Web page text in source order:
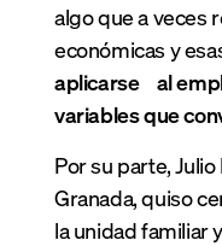
algo que a veces
económicas y
aplicarse al
variables que
Por su parte,
Granada, quiso
la unidad familiar